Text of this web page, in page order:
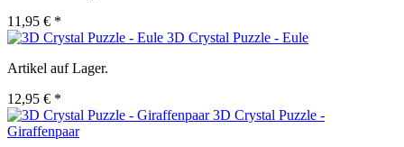
11,95 € *
3D Crystal Puzzle - Eule
Artikel auf Lager.
12,95 € *
3D Crystal Puzzle -
Giraffenpaar